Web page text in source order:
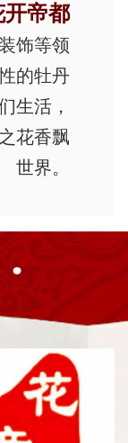
开帝都
饰等领
的牡丹
生活，
花香飘
世界。